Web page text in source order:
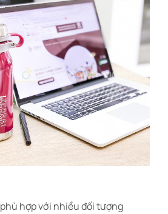
phù hợp với nhiều đối tượng